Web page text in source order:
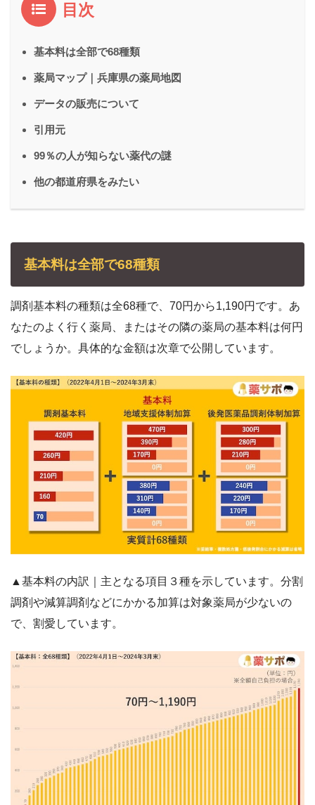
目次
基本料は全部で68種類
薬局マップ｜兵庫県の薬局地図
データの販売について
引用元
99％の人が知らない薬代の謎
他の都道府県をみたい
基本料は全部で68種類
調剤基本料の種類は全68種で、70円から1,190円です。あ
なたのよく行く薬局、またはその隣の薬局の基本料は何円
でしょうか。具体的な金額は次章で公開しています。
▲基本料の内訳｜主となる項目３種を示しています。分割
調剤や減算調剤などにかかる加算は対象薬局が少ないの
で、割愛しています。